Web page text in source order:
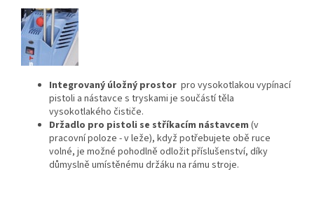
Integrovaný úložný prostor pro vysokotlakou vypínací
pistoli a nástavce s tryskami je součástí těla
vysokotlakého čističe.
Držadlo pro pistoli se stříkacím nástavcem (v
pracovní poloze - v leže), když potřebujete obě ruce
volné, je možné pohodlně odložit příslušenství, díky
důmyslně umístěnému držáku na rámu stroje.